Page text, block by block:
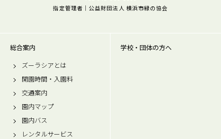
指定管理者｜公益財団法人 横浜市緑の協会
総合案内
ズーラシアとは
開園時間・入園料
交通案内
園内マップ
園内バス
レンタルサービス
学校・団体の方へ